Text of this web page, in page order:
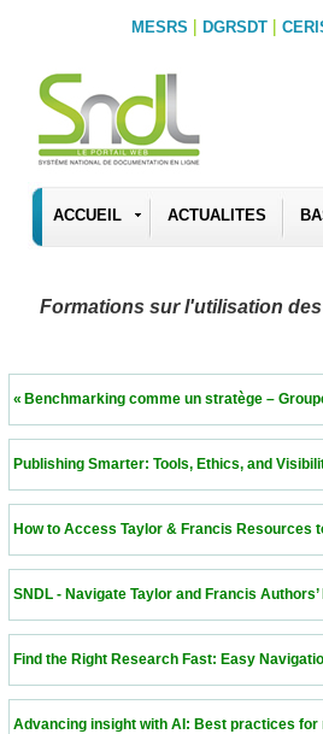
MESRS | DGRSDT |
ACCUEIL ACTUALITES
Formations sur l'utilisation
« Benchmarking comme un stratège –
Publishing Smarter: Tools, Ethics, and
How to Access Taylor & Francis
SNDL - Navigate Taylor and Francis
Find the Right Research Fast: Easy
Advancing insight with AI: Best